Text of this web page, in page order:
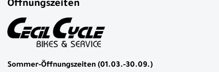
Öffnungszeiten
Sommer-Öffnungszeiten (01.03.-30.09.)